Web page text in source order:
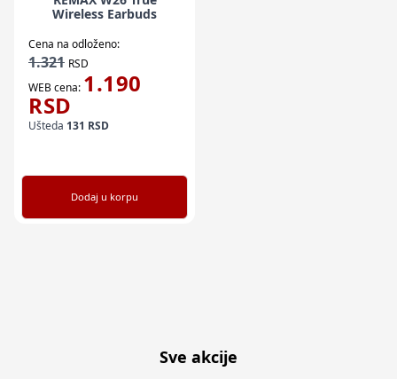
Wireless Earbuds
Cena na odloženo:
1.321 RSD
WEB cena: 1.190
RSD
Ušteda 131 RSD
Dodaj u korpu
Sve akcije